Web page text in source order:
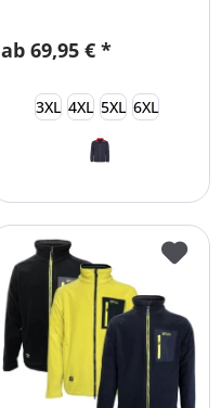
ab 69,95 € *
3XL 4XL 5XL 6XL